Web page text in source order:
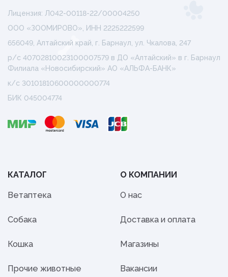
Лицензия: Л042-00118-22/00004250
ООО «ЗООМИРОВО», ИНН 2225222599
656049, Алтайский край, г. Барнаул, ул. Чкалова, 247
р/с 40702810023100007579 в ДО «Алтайский» в г. Барнаул
Филиала «Новосибирский» АО «АЛЬФА-БАНК»
к/с 30101810600000000774
БИК 045004774
КАТАЛОГ
Ветаптека
Собака
Кошка
Прочие животные
О КОМПАНИИ
О нас
Доставка и оплата
Магазины
Вакансии